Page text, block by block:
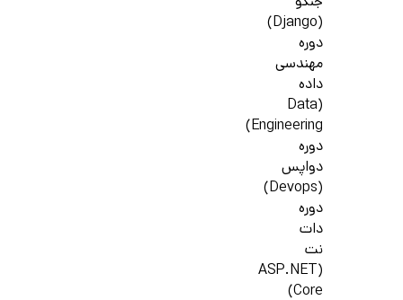
(Django)
دوره
مهندسی
داده
(Data
Engineering)
دوره
دواپس
(Devops)
دوره
دات
نت
(ASP.NET
Core)